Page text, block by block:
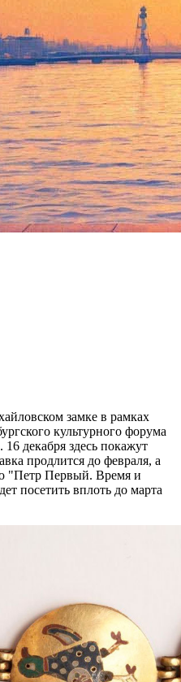
покажут
и лица
10 января 2016, воскресенье
замке в рамках
культурного форума
декабря здесь покажут
продлится до февраля, а
"Петр Первый. Время и
посетить вплоть до марта